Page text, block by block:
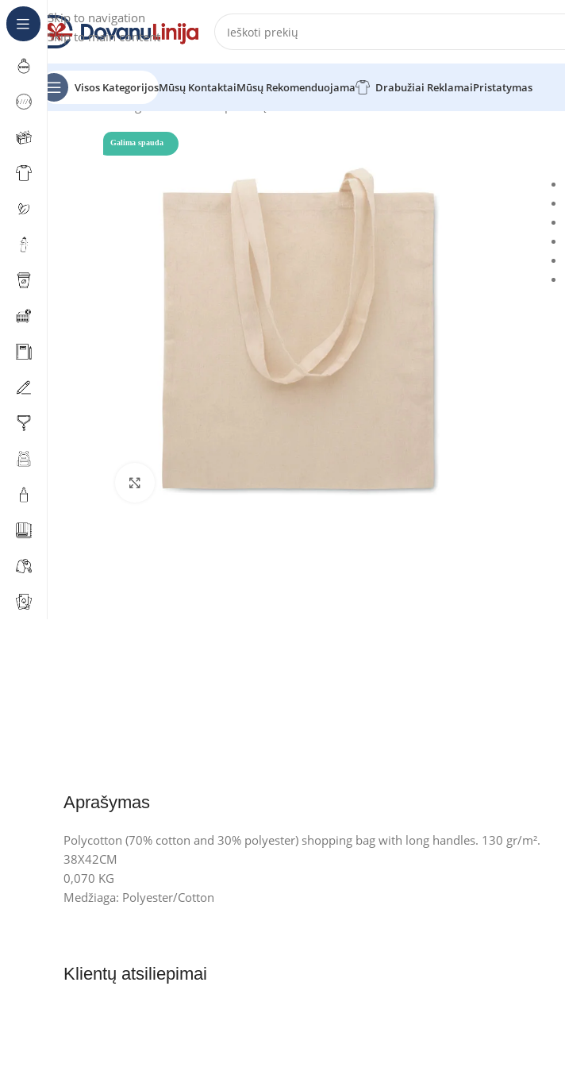
Skip to navigation
Skip to main content
Visos KategorijosMūsų KontaktaiMūsų Rekomenduojama Drabužiai ReklamaiPristatymas
Pradžia Katalogas
Galima spauda
Click to enlarge
Aprašymas
Polycotton (70% cotton and 30% polyester) shopping bag with long handles. 130 gr/m².
38X42CM
0,070 KG
Medžiaga: Polyester/Cotton
Klientų atsiliepimai